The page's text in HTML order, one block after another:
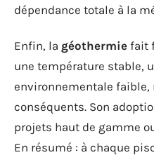
dépendance totale à la
Enfin, la géothermie fait
une température stable,
environnementale faible,
conséquents. Son
projets haut de gamme
En résumé : à chaque